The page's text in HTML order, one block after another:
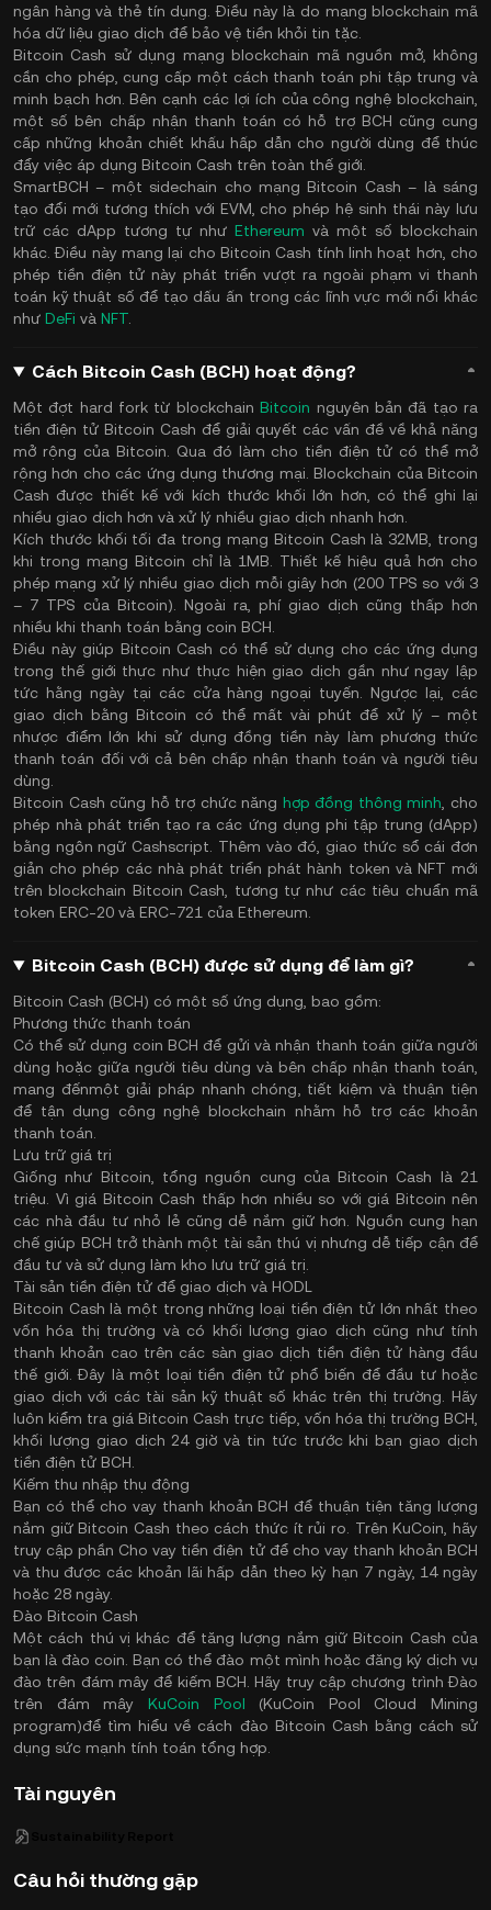
ngân hàng và thẻ tín dụng. Điều này là do mạng blockchain mã
hóa dữ liệu giao dịch để bảo vệ tiền khỏi tin tặc.
Bitcoin Cash sử dụng mạng blockchain mã nguồn mở, không
cần cho phép, cung cấp một cách thanh toán phi tập trung và
minh bạch hơn. Bên cạnh các lợi ích của công nghệ blockchain,
một số bên chấp nhận thanh toán có hỗ trợ BCH cũng cung
cấp những khoản chiết khấu hấp dẫn cho người dùng để thúc
đẩy việc áp dụng Bitcoin Cash trên toàn thế giới.
SmartBCH – một sidechain cho mạng Bitcoin Cash – là sáng
tạo đổi mới tương thích với EVM, cho phép hệ sinh thái này lưu
trữ các dApp tương tự như Ethereum và một số blockchain
khác. Điều này mang lại cho Bitcoin Cash tính linh hoạt hơn, cho
phép tiền điện tử này phát triển vượt ra ngoài phạm vi thanh
toán kỹ thuật số để tạo dấu ấn trong các lĩnh vực mới nổi khác
như DeFi và NFT
Cách Bitcoin Cash (BCH) hoạt động?
Một đợt hard fork từ blockchain Bitcoin nguyên bản đã tạo ra
tiền điện tử Bitcoin Cash để giải quyết các vấn đề về khả năng
mở rộng của Bitcoin. Qua đó làm cho tiền điện tử có thể mở
rộng hơn cho các ứng dụng thương mại. Blockchain của Bitcoin
Cash được thiết kế với kích thước khối lớn hơn, có thể ghi lại
nhiều giao dịch hơn và xử lý nhiều giao dịch nhanh hơn.
Kích thước khối tối đa trong mạng Bitcoin Cash là 32MB, trong
khi trong mạng Bitcoin chỉ là 1MB. Thiết kế hiệu quả hơn cho
phép mạng xử lý nhiều giao dịch mỗi giây hơn (200 TPS so với 3
– 7 TPS của Bitcoin). Ngoài ra, phí giao dịch cũng thấp hơn
nhiều khi thanh toán bằng coin BCH.
Điều này giúp Bitcoin Cash có thể sử dụng cho các ứng dụng
trong thế giới thực như thực hiện giao dịch gần như ngay lập
tức hằng ngày tại các cửa hàng ngoại tuyến. Ngược lại, các
giao dịch bằng Bitcoin có thể mất vài phút để xử lý – một
nhược điểm lớn khi sử dụng đồng tiền này làm phương thức
thanh toán đối với cả bên chấp nhận thanh toán và người tiêu
dùng.
Bitcoin Cash cũng hỗ trợ chức năng hợp đồng thông minh , cho
phép nhà phát triển tạo ra các ứng dụng phi tập trung (dApp)
bằng ngôn ngữ Cashscript. Thêm vào đó, giao thức sổ cái đơn
giản cho phép các nhà phát triển phát hành token và NFT mới
trên blockchain Bitcoin Cash, tương tự như các tiêu chuẩn mã
token ERC-20 và ERC-721 của Ethereum.
Bitcoin Cash (BCH) được sử dụng để làm gì?
Bitcoin Cash (BCH) có một số ứng dụng, bao gồm:
Phương thức thanh toán
Có thể sử dụng coin BCH để gửi và nhận thanh toán giữa người
dùng hoặc giữa người tiêu dùng và bên chấp nhận thanh toán,
mang đếnmột giải pháp nhanh chóng, tiết kiệm và thuận tiện
để tận dụng công nghệ blockchain nhằm hỗ trợ các khoản
thanh toán.
Lưu trữ giá trị
Giống như Bitcoin, tổng nguồn cung của Bitcoin Cash là 21
triệu. Vì giá Bitcoin Cash thấp hơn nhiều so với giá Bitcoin nên
các nhà đầu tư nhỏ lẻ cũng dễ nắm giữ hơn. Nguồn cung hạn
chế giúp BCH trở thành một tài sản thú vị nhưng dễ tiếp cận để
đầu tư và sử dụng làm kho lưu trữ giá trị.
Tài sản tiền điện tử để giao dịch và HODL
Bitcoin Cash là một trong những loại tiền điện tử lớn nhất theo
vốn hóa thị trường và có khối lượng giao dịch cũng như tính
thanh khoản cao trên các sàn giao dịch tiền điện tử hàng đầu
thế giới. Đây là một loại tiền điện tử phổ biến để đầu tư hoặc
giao dịch với các tài sản kỹ thuật số khác trên thị trường. Hãy
luôn kiểm tra giá Bitcoin Cash trực tiếp, vốn hóa thị trường BCH,
khối lượng giao dịch 24 giờ và tin tức trước khi bạn giao dịch
tiền điện tử BCH.
Kiếm thu nhập thụ động
Bạn có thể cho vay thanh khoản BCH để thuận tiện tăng lượng
nắm giữ Bitcoin Cash theo cách thức ít rủi ro. Trên KuCoin, hãy
truy cập phần Cho vay tiền điện tử để cho vay thanh khoản BCH
và thu được các khoản lãi hấp dẫn theo kỳ hạn 7 ngày, 14 ngày
hoặc 28 ngày.
Đào Bitcoin Cash
Một cách thú vị khác để tăng lượng nắm giữ Bitcoin Cash của
bạn là đào coin. Bạn có thể đào một mình hoặc đăng ký dịch vụ
đào trên đám mây để kiếm BCH. Hãy truy cập chương trình Đào
trên đám mây KuCoin Pool (KuCoin Pool Cloud Mining
program)để tìm hiểu về cách đào Bitcoin Cash bằng cách sử
dụng sức mạnh tính toán tổng hợp.
Tài nguyên
Câu hỏi thường gặp